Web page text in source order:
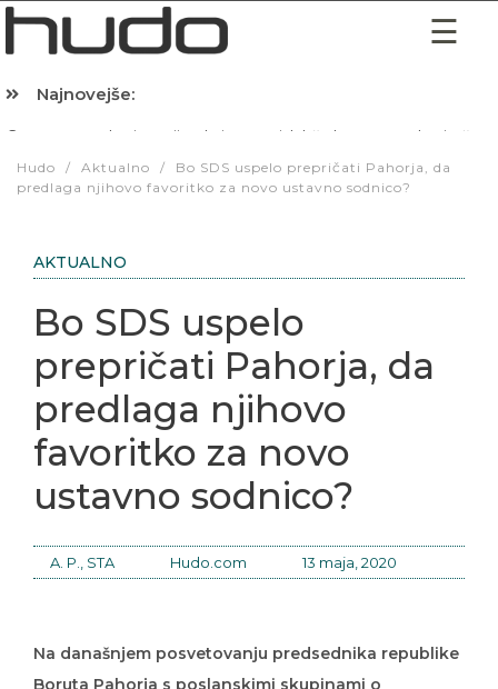
Najnovejše:
predlaga njihovo favoritko za novo ustavno sodnico?
Bo SDS uspelo
prepričati Pahorja, da
predlaga njihovo
favoritko za novo
ustavno sodnico?
A. P., STA Hudo.com 13 maja, 2020
Boruta Pahorja s poslanskimi skupinami o